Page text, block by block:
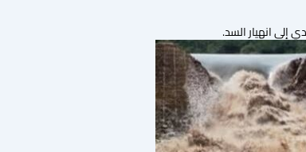
إلى انهيار السد.